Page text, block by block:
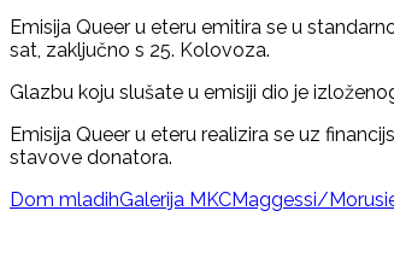
bazen
kiši
razgovor
s
umjetničkim
Maggessi/Morusiewicz
Emisija Queer u eteru emitira se u
sat, zaključno s 25. Kolovoza.
Glazbu koju slušate u emisiji dio je
Emisija Queer u eteru realizira se uz
stavove donatora.
Dom mladihGalerija MKCMaggessi/